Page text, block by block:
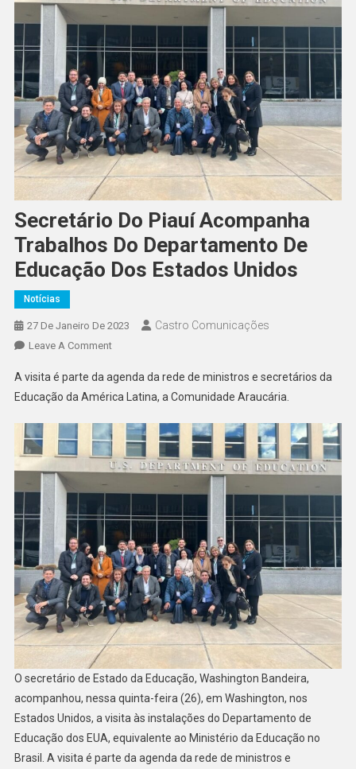
Secretário Do Piauí Acompanha
Trabalhos Do Departamento De
Educação Dos Estados Unidos
Notícias
27 De Janeiro De 2023 Castro Comunicações
Leave A Comment
A visita é parte da agenda da rede de ministros e secretários da
Educação da América Latina, a Comunidade Araucária.
O secretário de Estado da Educação, Washington Bandeira,
acompanhou, nessa quinta-feira (26), em Washington, nos
Estados Unidos, a visita às instalações do Departamento de
Educação dos EUA, equivalente ao Ministério da Educação no
Brasil. A visita é parte da agenda da rede de ministros e